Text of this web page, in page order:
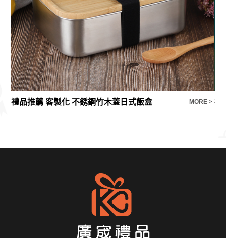
禮品推薦 客製化 不銹鋼竹木蓋日式飯盒 MORE >